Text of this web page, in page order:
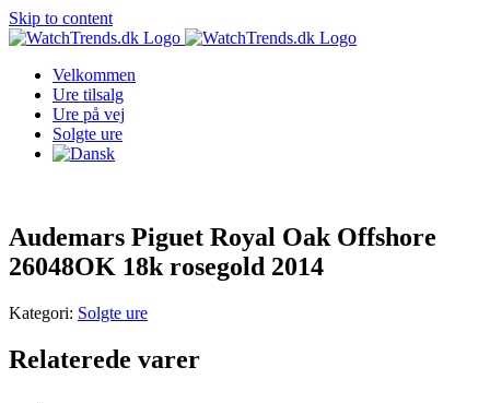
Skip to content
Velkommen
Ure tilsalg
Ure på vej
Solgte ure
Audemars Piguet Royal Oak Offshore
26048OK 18k rosegold 2014
Kategori: Solgte ure
Relaterede varer